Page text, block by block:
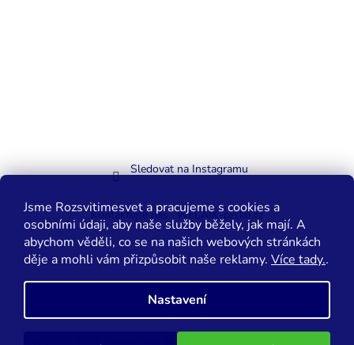
Jsme Rozsvitimesvet a pracujeme s cookies a
osobními údaji, aby naše služby běžely, jak mají. A
abychom věděli, co se na našich webových stránkách
děje a mohli vám přizpůsobit naše reklamy. Více tady..
Nastavení
Sledovat na Instagramu
Kontaktujte nás WELAIK-cesko.cz
Vytvořil Shoptet